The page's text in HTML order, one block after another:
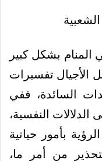
بشكل كبير
الأجيال تفسيرات
السائدة، ففي
النفسية،
بأمور حياتية
من أمر ما،